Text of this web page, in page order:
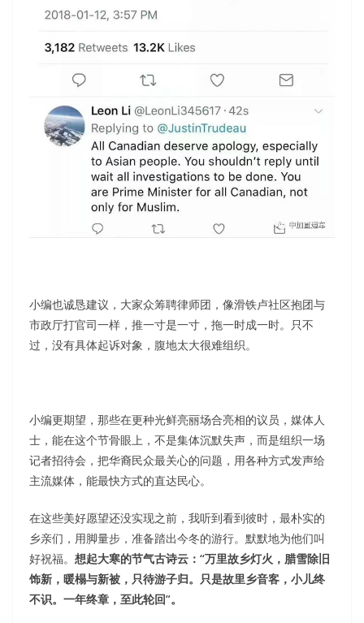
小编也诚恳建议，大家众筹聘律师团，像滑铁卢社区抱团与
市政厅打官司一样，推一寸是一寸，拖一时成一时。只不
过，没有具体起诉对象，腹地太大很难组织。
小编更期望，那些在更种光鲜亮丽场合亮相的议员，媒体人
士，能在这个节骨眼上，不是集体沉默失声，而是组织一场
记者招待会，把华裔民众最关心的问题，用各种方式发声给
主流媒体，能最快方式的直达民心。
在这些美好愿望还没实现之前，我听到看到彼时，最朴实的
乡亲们，用脚量步，准备踏出今冬的游行。默默地为他们叫
好祝福。 想起大寒的节气古诗云：“万里故乡灯火，腊雪除旧
饰新，暖榻与新被，只待游子归。只是故里乡音客，小儿终
不识。一年终章，至此轮回”。